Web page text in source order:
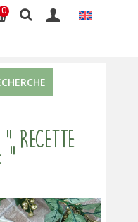
0
" recette
"